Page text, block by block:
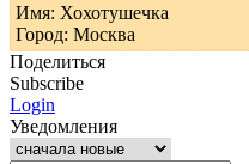
Имя: Хохотушечка
Город: Москва
Поделиться
Subscribe
Login
Уведомления